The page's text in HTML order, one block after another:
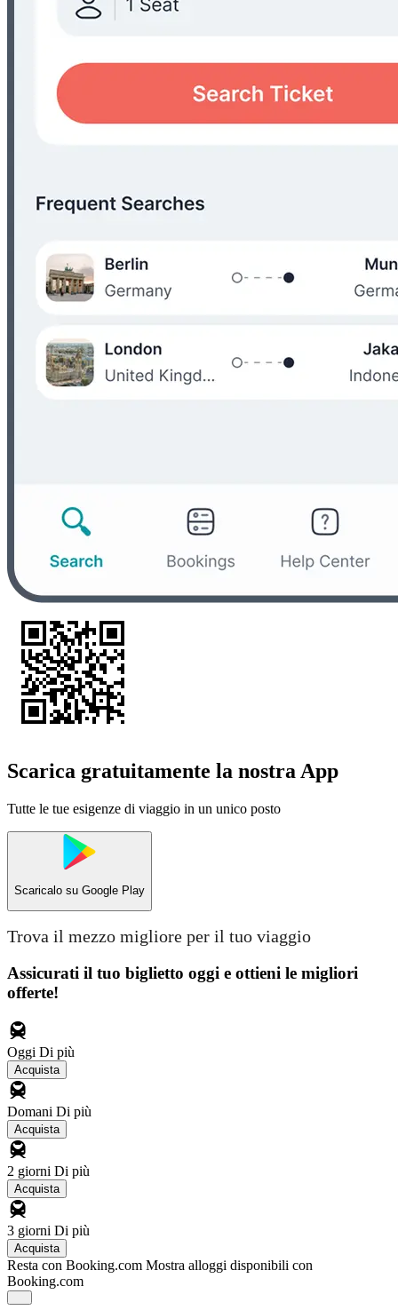
Scarica gratuitamente la nostra App
Tutte le tue esigenze di viaggio in un unico posto
Scaricalo su Google Play
Trova il mezzo migliore per il tuo viaggio
Assicurati il ​​tuo biglietto oggi e ottieni le migliori
offerte!
Oggi Di più
Acquista
Domani Di più
Acquista
2 giorni Di più
Acquista
3 giorni Di più
Acquista
Resta con Booking.com Mostra alloggi disponibili con
Booking.com